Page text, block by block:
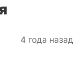
4 года назад